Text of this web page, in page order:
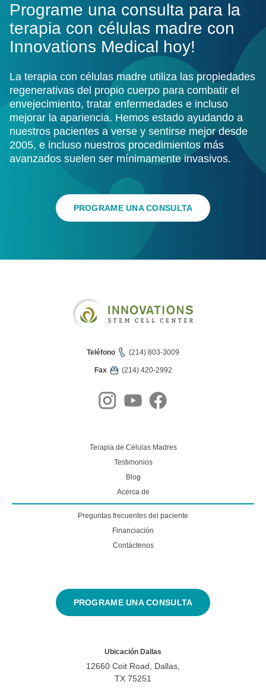
Programe una consulta para la
terapia con células madre con
Innovations Medical hoy!
La terapia con células madre utiliza las propiedades
regenerativas del propio cuerpo para combatir el
envejecimiento, tratar enfermedades e incluso
mejorar la apariencia. Hemos estado ayudando a
nuestros pacientes a verse y sentirse mejor desde
2005, e incluso nuestros procedimientos más
avanzados suelen ser mínimamente invasivos.
PROGRAME UNA CONSULTA
Teléfono (214) 803-3009
Fax (214) 420-2992
Terapia de Células Madres
Testimonios
Blog
Acerca de
Preguntas frecuentes del paciente
Financiación
Contáctenos
PROGRAME UNA CONSULTA
Ubicación Dallas
12660 Coit Road, Dallas,
TX 75251